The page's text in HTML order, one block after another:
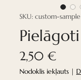
SKU: custom-sample
2,50 €Cena
Nodoklis iekļauts |